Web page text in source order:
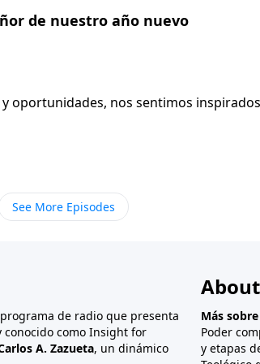
de nuestro año nuevo
oportunidades, nos sentimos
mensaje habla precisamente acerca
See More Episodes
de radio que presenta
conocido como Insight for
A. Zazueta, un dinámico
Más
Poder
y etapas